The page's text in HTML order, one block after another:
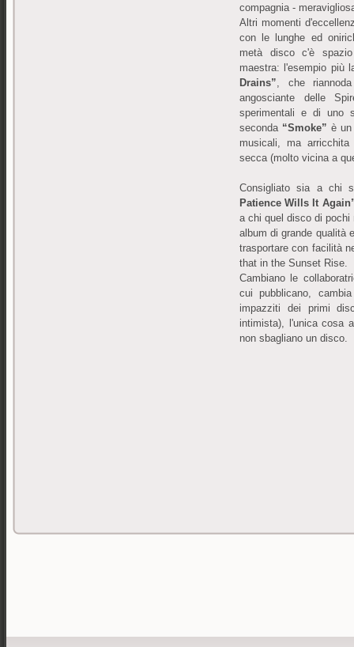
compagnia -
Altri momenti
con le lunghe ed
metà disco c'è
maestra: l'esempio più
Drains”, che
angosciante delle
sperimentali e di uno
seconda“Smoke” è un
musicali, ma
secca (molto vicina a
Consigliato sia a chi
Patience Wills It
a chi quel disco di
album di grande qualità
trasportare con facilità
that in the Sunset Rise.
Cambiano le
cui pubblicano,
impazziti dei primi
intimista), l'unica cosa
non sbagliano un disco.